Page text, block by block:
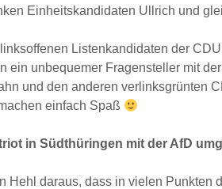
Einheitskandidaten Ullrich und
Listenkandidaten der
ein unbequemer Fragensteller mit
und den anderen verlinksgrünten
einfach Spaß
in Südthüringen mit der AfD
Hehl daraus, dass in vielen